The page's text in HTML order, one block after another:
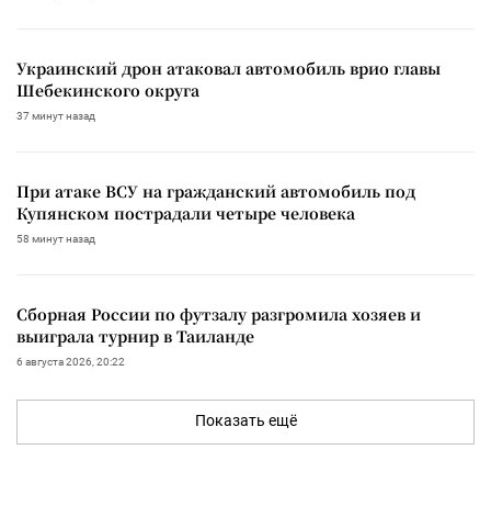
Украинский дрон атаковал автомобиль врио главы
Шебекинского округа
37 минут назад
При атаке ВСУ на гражданский автомобиль под
Купянском пострадали четыре человека
58 минут назад
Сборная России по футзалу разгромила хозяев и
выиграла турнир в Таиланде
6 августа 2026, 20:22
Показать ещё